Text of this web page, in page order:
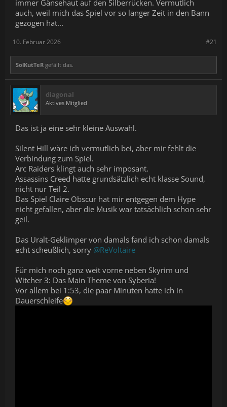
immer Gänsehaut auf den Silberrücken. Vermutlich
auch, weil mich das Spiel vor so langer Zeit in den Bann
gezogen hat...
#21
10. Februar 2026
SolKutTeR gefällt das.
diagonal
Aktives Mitglied
Das ist ja eine sehr kleine Auswahl.
Silent Hill wäre ich vermutlich bei, aber mir fehlt die
Verbindung zum Spiel.
Arc Raiders klingt auch sehr imposant.
Assassins Creed hatte grundsätzlich echt klasse Sound,
nicht nur Teil 2.
Das Spiel Claire Obscur hat mir entgegen dem Hype
nicht gefallen, aber die Musik war tatsächlich schon sehr
geil.
Das Uralt-Geklimper von damals fand ich schon damals
echt scheußlich, sorry @ReVoltaire
Für mich noch ganz weit vorne neben Skyrim und
Witcher 3: Das Main Theme von Syberia!
Vor allem bei 1:53, die paar Minuten hatte ich in
Dauerschleife